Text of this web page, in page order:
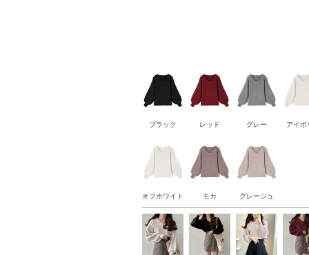
ブラック レッド グレー アイボ
オフホワイト モカ グレージュ